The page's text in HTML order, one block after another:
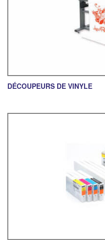
DÉCOUPEURS DE VINYLE